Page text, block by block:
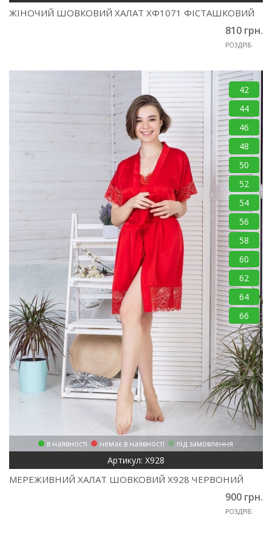
ЖІНОЧИЙ ШОВКОВИЙ ХАЛАТ ХФ1071 ФІСТАШКОВИЙ
810 грн.
РОЗДРІБ
42
44
46
48
50
52
54
56
58
60
62
64
66
в наявності немає в наявності під замовлення
Артикул: Х928
МЕРЕЖИВНИЙ ХАЛАТ ШОВКОВИЙ Х928 ЧЕРВОНИЙ
900 грн.
РОЗДРІБ